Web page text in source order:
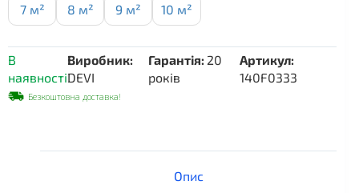
7 м² 8 м² 9 м² 10 м²
В
наявності
Виробник:
DEVI
Гарантія: 20
років
Артикул:
140F0333
Безкоштовна доставка!
Опис